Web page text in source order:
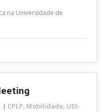
na Universidade de
CPLP, Mobilidade, UDI-